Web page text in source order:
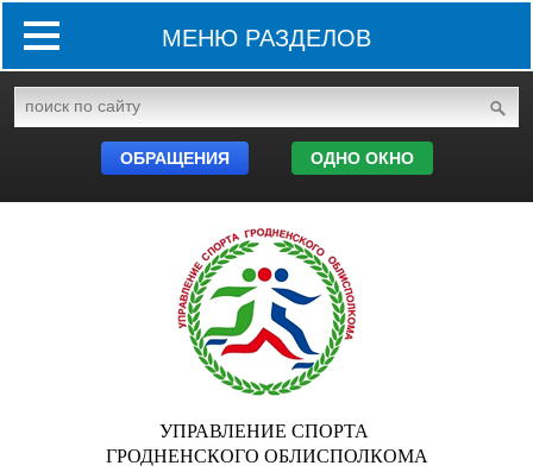
МЕНЮ РАЗДЕЛОВ
ОБРАЩЕНИЯ ОДНО ОКНО
УПРАВЛЕНИЕ СПОРТА
ГРОДНЕНСКОГО ОБЛИСПОЛКОМА